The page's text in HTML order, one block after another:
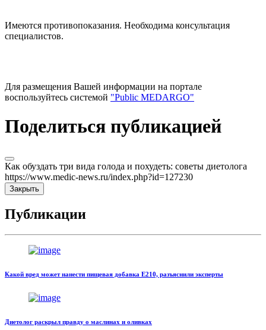
Имеются противопоказания. Необходима консультация
специалистов.
Для размещения Вашей информации на портале
воспользуйтесь системой "Public MEDARGO"
Поделиться публикацией
Как обуздать три вида голода и похудеть: советы диетолога
https://www.medic-news.ru/index.php?id=127230
Закрыть
Публикации
Какой вред может нанести пищевая добавка Е210, разъяснили эксперты
Диетолог раскрыл правду о маслинах и оливках